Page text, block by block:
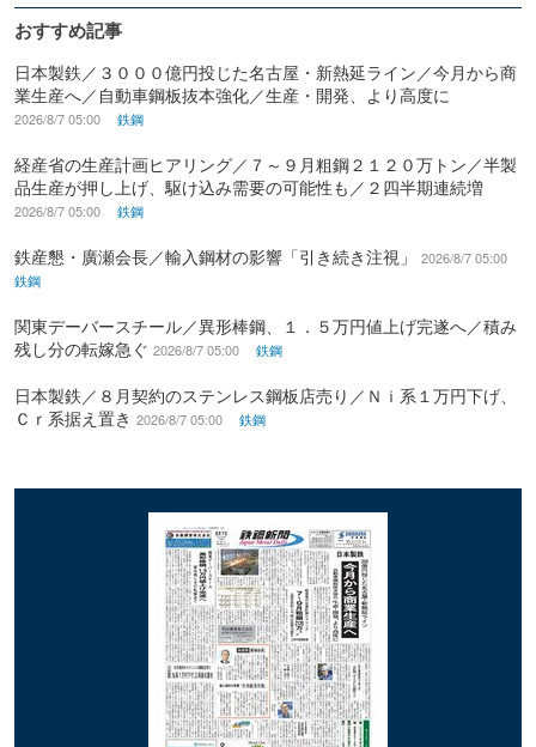
おすすめ記事
日本製鉄／３０００億円投じた名古屋・新熱延ライン／今月から商
業生産へ／自動車鋼板抜本強化／生産・開発、より高度に
2026/8/7 05:00 鉄鋼
経産省の生産計画ヒアリング／７～９月粗鋼２１２０万トン／半製
品生産が押し上げ、駆け込み需要の可能性も／２四半期連続増
2026/8/7 05:00 鉄鋼
鉄産懇・廣瀬会長／輸入鋼材の影響「引き続き注視」
2026/8/7 05:00
鉄鋼
関東デーバースチール／異形棒鋼、１．５万円値上げ完遂へ／積み
残し分の転嫁急ぐ 2026/8/7 05:00 鉄鋼
日本製鉄／８月契約のステンレス鋼板店売り／Ｎｉ系１万円下げ、
Ｃｒ系据え置き 2026/8/7 05:00 鉄鋼